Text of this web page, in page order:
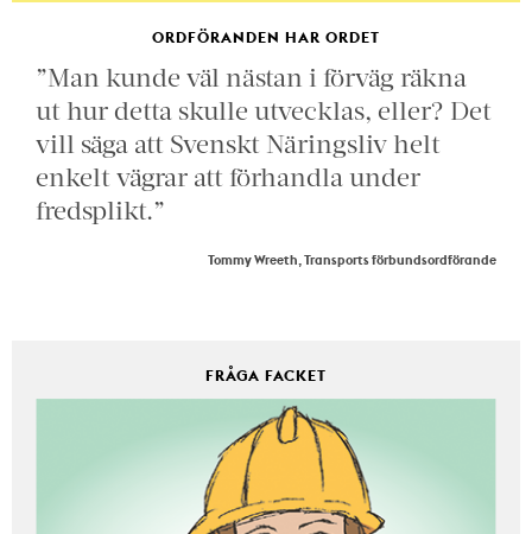
ORDFÖRANDEN HAR ORDET
”Man kunde väl nästan i förväg räkna
ut hur detta skulle utvecklas, eller? Det
vill säga att Svenskt Näringsliv helt
enkelt vägrar att förhandla under
fredsplikt.”
Tommy Wreeth, Transports förbundsordförande
FRÅGA FACKET